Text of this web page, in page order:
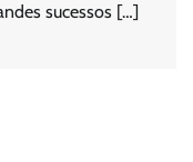
sucessos […]